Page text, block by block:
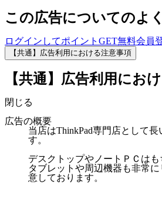
この広告についてのよ
ログインしてポイントGET無料会員
【共通】広告利用における注意事項
【共通】広告利用にお
閉じる
広告の概要
当店はThinkPad専門店として
す。
デスクトップやノートＰＣはも
タブレットや周辺機器も非常
意しております。